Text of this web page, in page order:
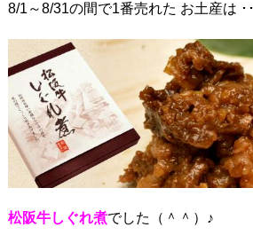
8/1～8/31の間で1番売れた お土産は ･･
松阪牛しぐれ煮でした（＾＾）♪